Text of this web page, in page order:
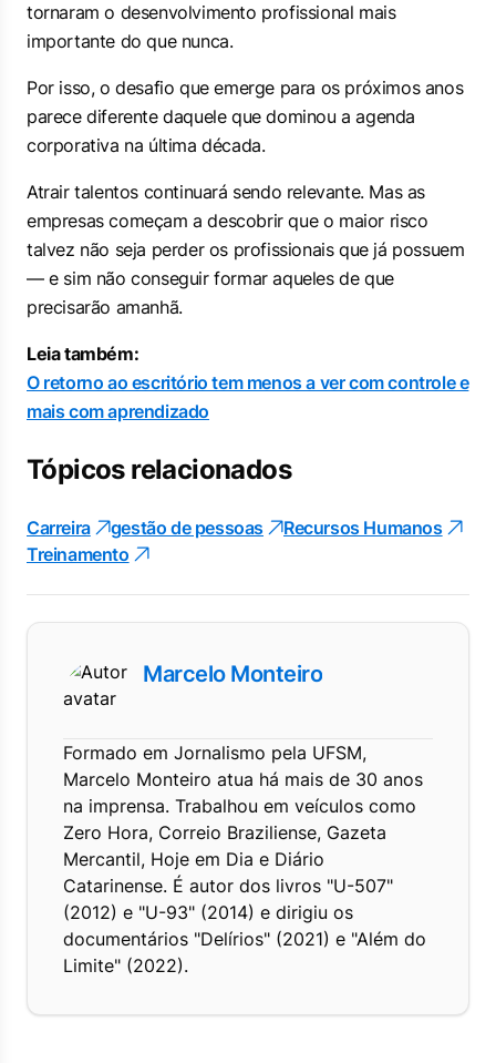
tornaram o desenvolvimento profissional mais
importante do que nunca.
Por isso, o desafio que emerge para os próximos anos
parece diferente daquele que dominou a agenda
corporativa na última década.
Atrair talentos continuará sendo relevante. Mas as
empresas começam a descobrir que o maior risco
talvez não seja perder os profissionais que já possuem
— e sim não conseguir formar aqueles de que
precisarão amanhã.
Leia também:
O retorno ao escritório tem menos a ver com controle e
mais com aprendizado
Tópicos relacionados
Carreira gestão de pessoas
Recursos Humanos
Treinamento
Marcelo Monteiro
Formado em Jornalismo pela UFSM,
Marcelo Monteiro atua há mais de 30 anos
na imprensa. Trabalhou em veículos como
Zero Hora, Correio Braziliense, Gazeta
Mercantil, Hoje em Dia e Diário
Catarinense. É autor dos livros "U-507"
(2012) e "U-93" (2014) e dirigiu os
documentários "Delírios" (2021) e "Além do
Limite" (2022).